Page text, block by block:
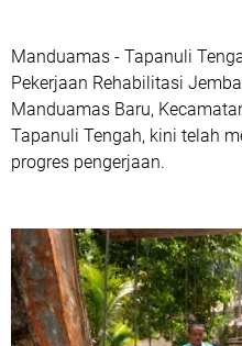
Manduamas - Tapanuli
Pekerjaan Rehabilitasi
Manduamas Baru,
Tapanuli Tengah, kini telah
progres pengerjaan.